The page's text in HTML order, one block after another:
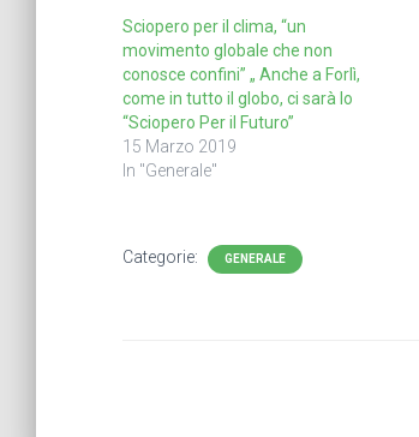
Sciopero per il clima, “un
movimento globale che non
conosce confini” „ Anche a Forlì,
come in tutto il globo, ci sarà lo
“Sciopero Per il Futuro”
15 Marzo 2019
In "Generale"
Categorie: GENERALE